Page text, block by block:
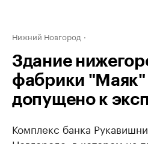
Нижний Новгород
Здание
фабрики "Маяк"
допущено к
Комплекс банка